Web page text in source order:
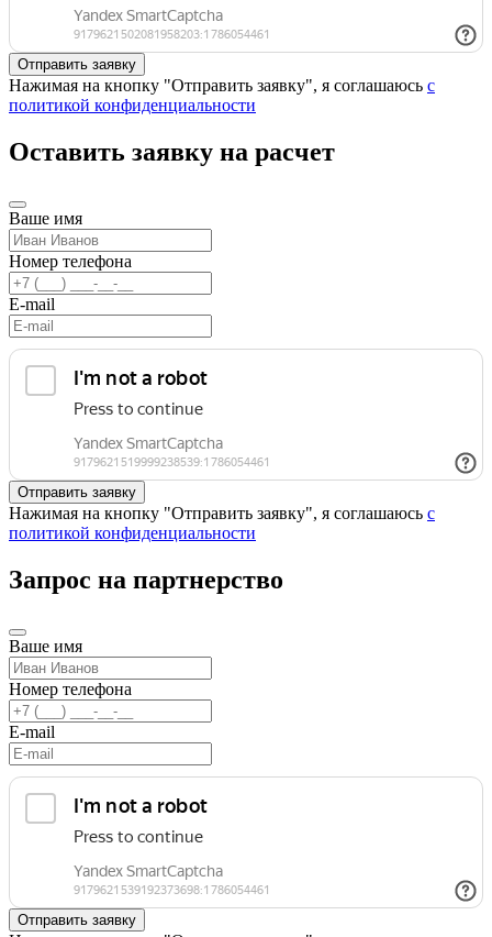
Нажимая на кнопку "Отправить заявку", я соглашаюсь с
политикой конфиденциальности
Оставить заявку на расчет
Ваше имя
Номер телефона
E-mail
Нажимая на кнопку "Отправить заявку", я соглашаюсь с
политикой конфиденциальности
Запрос на партнерство
Ваше имя
Номер телефона
E-mail